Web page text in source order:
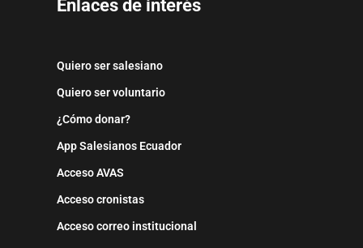
Enlaces de interés
Quiero ser salesiano
Quiero ser voluntario
¿Cómo donar?
App Salesianos Ecuador
Acceso AVAS
Acceso cronistas
Acceso correo institucional